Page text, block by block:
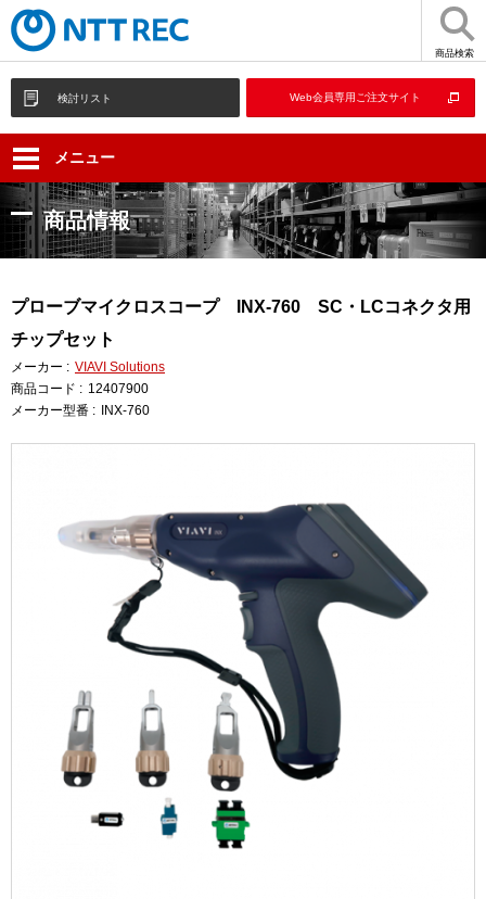
商品検索
検討リスト Web会員専用ご注文サイト
メニュー
商品情報
プローブマイクロスコープ INX-760 SC・LCコネクタ用
チップセット
メーカー : VIAVI Solutions
商品コード : 12407900
メーカー型番 :
INX-760